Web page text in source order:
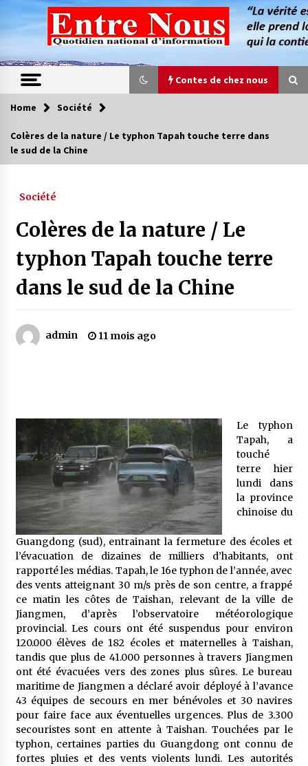
content
Contes de chez nous
Contes de chez nous
Magie de sorcier
4 ans ago
Oum el Gaïla / L’ogresse du M’zab
4 ans ago
5 ans ago
« Père, tiens-moi, je vais tomber ! »
5 ans ago
Le bouc de l’Au-delà
5 ans ago
Le monstrueux vieillard (Un récit du Sud
algérien)
5 ans ago
Rencontre nocturne dans le désert (Un conte
touareg)
5 ans ago
Un conte targui/ Quand la tête est vide
5 ans ago
Home Société
Colères de la nature / Le typhon Tapah touche terre dans
le sud de la Chine
Société
Colères de la nature / Le
typhon Tapah touche terre
dans le sud de la Chine
admin 11 mois ago
Le typhon
Tapah, a
touché
terre hier
lundi dans
la province
chinoise du
Guangdong (sud), entrainant la fermeture des écoles et
l’évacuation de dizaines de milliers d’habitants, ont
rapporté les médias. Tapah, le 16e typhon de l’année, avec
des vents atteignant 30 m/s près de son centre, a frappé
ce matin les côtes de Taishan, relevant de la ville de
Jiangmen, d’après l’observatoire météorologique
provincial. Les cours ont été suspendus pour environ
120.000 élèves de 182 écoles et maternelles à Taishan,
tandis que plus de 41.000 personnes à travers Jiangmen
ont été évacuées vers des zones plus sûres. Le bureau
maritime de Jiangmen a déclaré avoir déployé à l’avance
43 équipes de secours en mer bénévoles et 30 navires
pour faire face aux éventuelles urgences. Plus de 3.300
secouristes sont en attente à Taishan. Touchées par le
typhon, certaines parties du Guangdong ont connu de
fortes pluies et des vents violents lundi. Les autorités